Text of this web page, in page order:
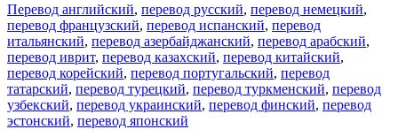
Перевод английский, перевод русский, перевод немецкий,
перевод французский, перевод испанский, перевод
итальянский, перевод азербайджанский, перевод арабский,
перевод иврит, перевод казахский, перевод китайский,
перевод корейский, перевод португальский, перевод
татарский, перевод турецкий, перевод туркменский, перевод
узбекский, перевод украинский, перевод финский, перевод
эстонский, перевод японский